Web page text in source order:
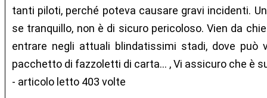
tanti piloti, perché poteva causare gravi incidenti.
se tranquillo, non è di sicuro pericoloso. Vien da
entrare negli attuali blindatissimi stadi, dove può
pacchetto di fazzoletti di carta... , Vi assicuro che è
- articolo letto 403 volte